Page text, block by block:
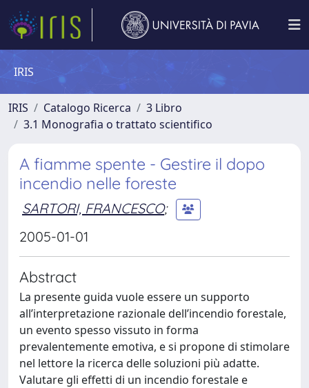
IRIS
IRIS Catalogo Ricerca
3 Libro
3.1 Monografia o trattato scientifico
A fiamme spente - Gestire il dopo
incendio nelle foreste
SARTORI, FRANCESCO;
2005-01-01
Abstract
La presente guida vuole essere un supporto
all’interpretazione razionale dell’incendio forestale,
un evento spesso vissuto in forma
prevalentemente emotiva, e si propone di stimolare
nel lettore la ricerca delle soluzioni più adatte.
Valutare gli effetti di un incendio forestale e